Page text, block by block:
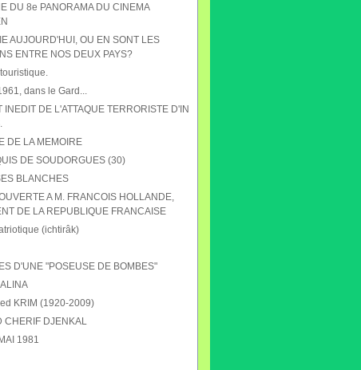
DU 8e PANORAMA DU CINEMA
AUJOURD'HUI, OU EN SONT LES
ENTRE NOS DEUX PAYS?
dans le Gard...
INEDIT DE L'ATTAQUE TERRORISTE D'IN
DE LA MEMOIRE
DE SOUDORGUES (30)
BLANCHES
A M. FRANCOIS HOLLANDE,
DE LA REPUBLIQUE FRANCAISE
(ichtirâk)
D'UNE "POSEUSE DE BOMBES"
KRIM (1920-2009)
CHERIF DJENKAL
1981